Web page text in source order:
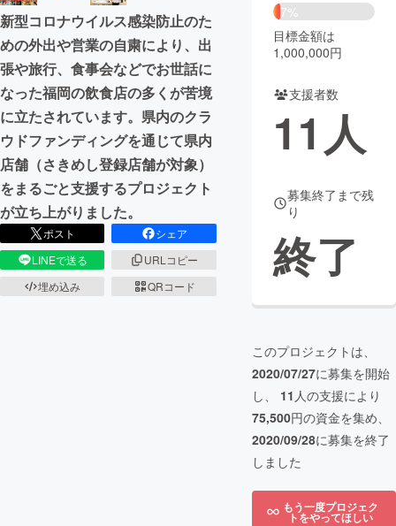
まちづくり・地域活性化
CAMPFIRE for Social Good
CAMPFIRE Creation
CAMPFIREふるさと納税machi-ya コミュニティ
新型コロナウイルス感染防止のた
めの外出や営業の自粛により、出
張や旅行、食事会などでお世話に
なった福岡の飲食店の多くが苦境
に立たされています。県内のクラ
ウドファンディングを通じて県内
店舗（さきめし登録店舗が対象）
をまるごと支援するプロジェクト
が立ち上がりました。
ポスト
シェア
LINEで送る
URLコピー
埋め込み
QRコード
7%
目標金額は
1,000,000円
支援者数
11 人
募集終了まで残
り
終了
このプロジェクトは、
2020/07/27に募集を開始
し、 11 人の支援により
75,500円の資金を集め、
2020/09/28に募集を終了
しました
もう一度プロジェク
トをやってほしい